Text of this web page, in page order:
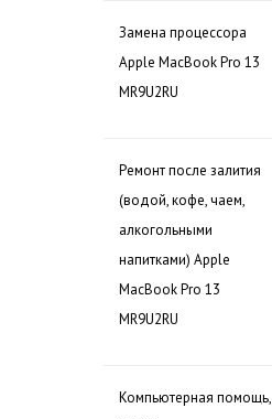
Замена процессора
Apple MacBook Pro 13
MR9U2RU
Ремонт после залития
(водой, кофе, чаем,
алкогольными
напитками) Apple
MacBook Pro 13
MR9U2RU
Компьютерная помощь,